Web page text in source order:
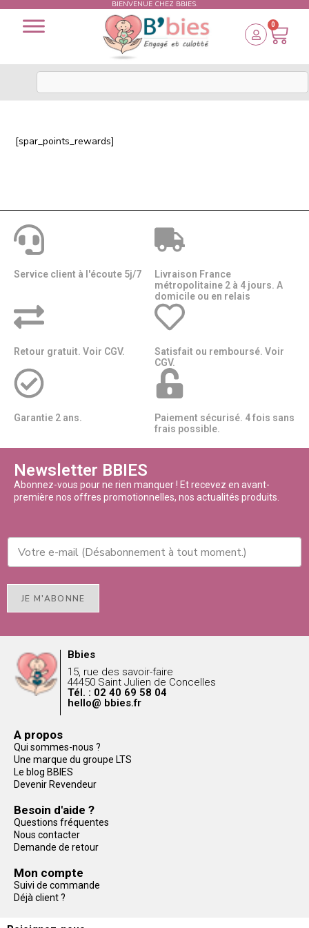
BIENVENUE CHEZ BBIES.
0
[spar_points_rewards]
Service client à l'écoute 5j/7
Livraison France
métropolitaine 2 à 4 jours. A
domicile ou en relais​​
Retour gratuit. Voir CGV.
Satisfait ou remboursé. Voir
CGV.
Garantie 2 ans.
Paiement sécurisé. 4 fois sans
frais possible.
Newsletter BBIES
Abonnez-vous pour ne rien manquer ! Et recevez en avant-
première nos offres promotionnelles, nos actualités produits.
JE M'ABONNE
Bbies
15, rue des savoir-faire
44450 Saint Julien de Concelles
Tél. : 02 40 69 58 04
hello@ bbies.fr
A propos
Qui sommes-nous ?
Une marque du groupe LTS
Le blog BBIES
Devenir Revendeur
Besoin d'aide ?
Questions fréquentes
Nous contacter
Demande de retour
Mon compte
Suivi de commande
Déjà client ?